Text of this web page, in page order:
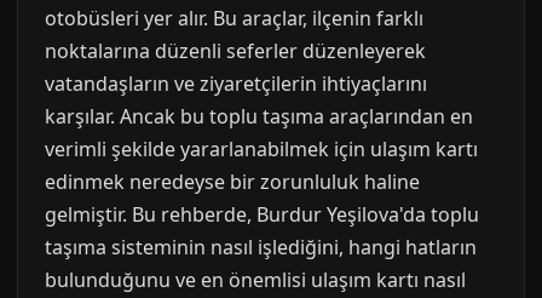
otobüsleri yer alır. Bu araçlar, ilçenin farklı
noktalarına düzenli seferler düzenleyerek
vatandaşların ve ziyaretçilerin ihtiyaçlarını
karşılar. Ancak bu toplu taşıma araçlarından en
verimli şekilde yararlanabilmek için ulaşım kartı
edinmek neredeyse bir zorunluluk haline
gelmiştir. Bu rehberde, Burdur Yeşilova'da toplu
taşıma sisteminin nasıl işlediğini, hangi hatların
bulunduğunu ve en önemlisi ulaşım kartı nasıl